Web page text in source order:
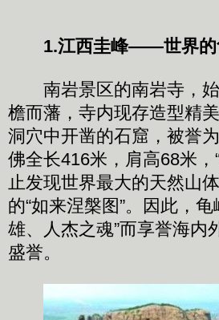
1.江西圭峰——世界的
南岩景区的南岩寺，始
檐而藩，寺内现存造型精
洞穴中开凿的石窟，被誉
佛全长416米，肩高68米
止发现世界最大的天然山
的“如来涅槃图”。因此，
雄、人杰之魂”而享誉海内
盛誉。